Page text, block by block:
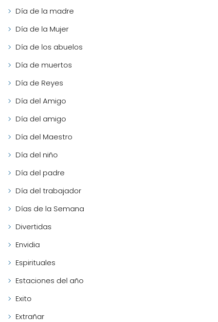
Día de la madre
Día de la Mujer
Día de los abuelos
Día de muertos
Día de Reyes
Día del Amigo
Día del amigo
Día del Maestro
Día del niño
Día del padre
Día del trabajador
Días de la Semana
Divertidas
Envidia
Espirituales
Estaciones del año
Exito
Extrañar